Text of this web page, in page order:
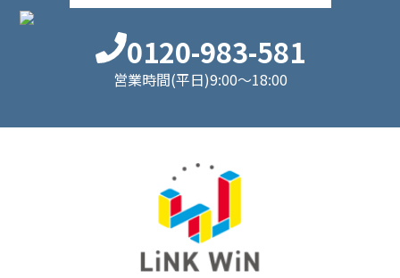
0120-983-581
営業時間(平日)9:00～18:00